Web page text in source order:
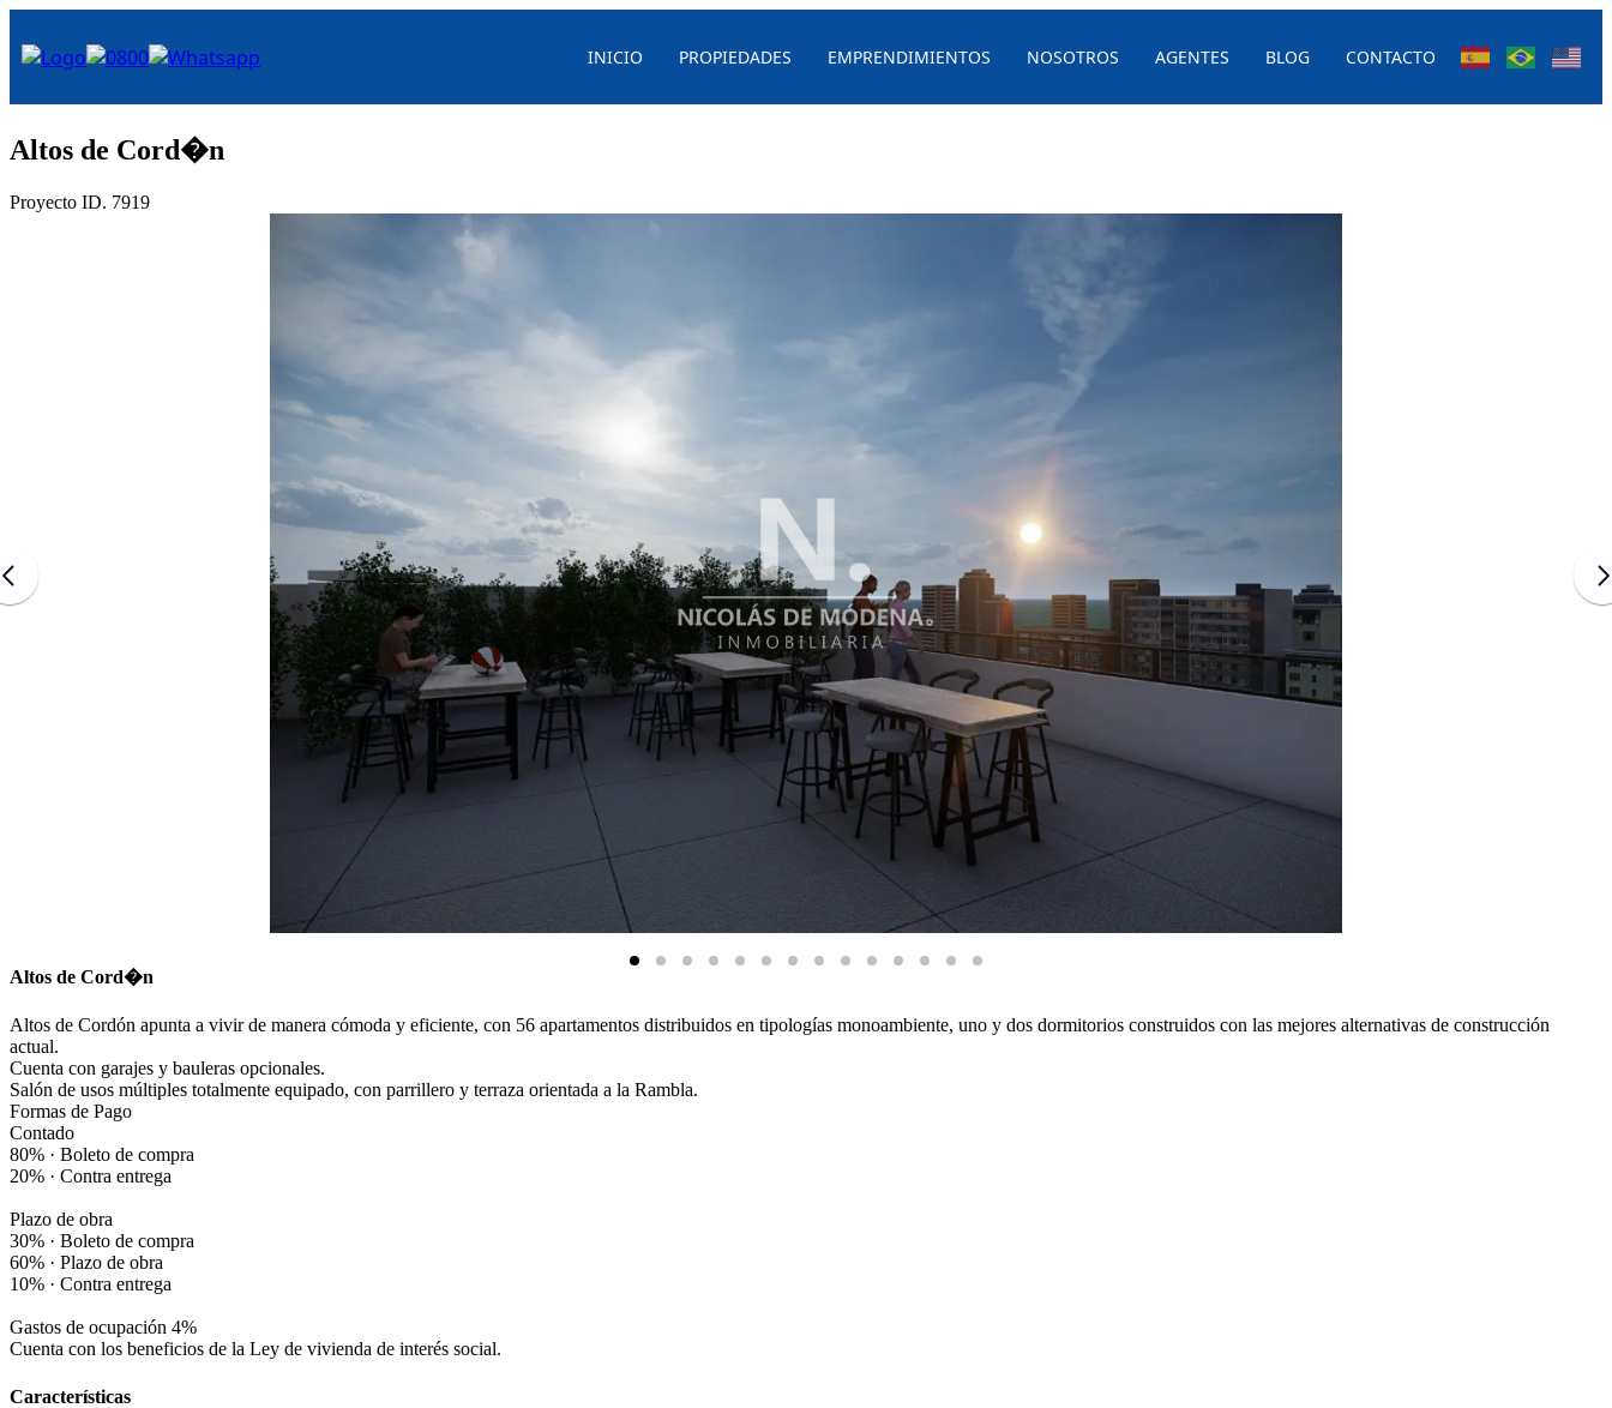
INICIO PROPIEDADES EMPRENDIMIENTOS NOSOTROS AGENTES BLOG CONTACTO
Altos de Cord�n
Proyecto ID. 7919
Altos de Cord�n
Altos de Cordón apunta a vivir de manera cómoda y eficiente, con 56 apartamentos distribuidos en tipologías monoambiente, uno y dos dormitorios construidos con las mejores alternativas de construcción
actual.
Cuenta con garajes y bauleras opcionales.
Salón de usos múltiples totalmente equipado, con parrillero y terraza orientada a la Rambla.
Formas de Pago
Contado
80% · Boleto de compra
20% · Contra entrega
Plazo de obra
30% · Boleto de compra
60% · Plazo de obra
10% · Contra entrega
Gastos de ocupación 4%
Cuenta con los beneficios de la Ley de vivienda de interés social.
Características